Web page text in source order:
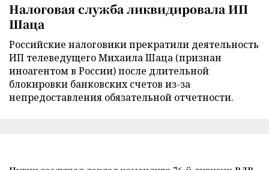
Налоговая служба ликвидировала ИП
Шаца
Российские налоговики прекратили деятельность
ИП телеведущего Михаила Шаца (признан
иноагентом в России) после длительной
блокировки банковских счетов из-за
непредоставления обязательной отчетности.